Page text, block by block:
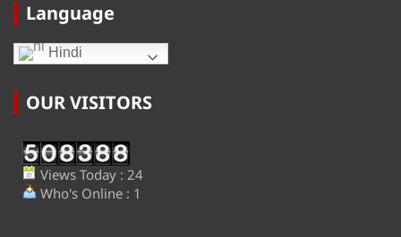
Language
Hindi
OUR VISITORS
Views Today : 24
Who's Online : 1